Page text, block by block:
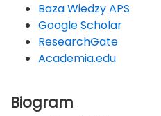
Baza Wiedzy APS
Google Scholar
ResearchGate
Academia.edu
Biogram